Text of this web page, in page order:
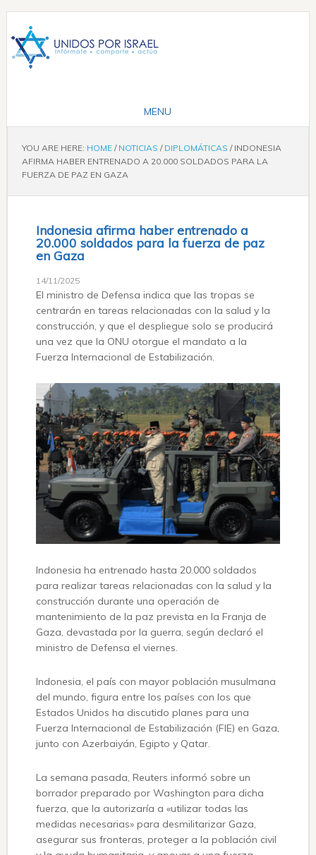
YOU ARE HERE: HOME / NOTICIAS / DIPLOMÁTICAS /INDONESIA
AFIRMA HABER ENTRENADO A 20.000 SOLDADOS PARA LA
FUERZA DE PAZ EN GAZA
Indonesia afirma haber entrenado a
20.000 soldados para la fuerza de paz
en Gaza
14/11/2025
El ministro de Defensa indica que las tropas se
centrarán en tareas relacionadas con la salud y la
construcción, y que el despliegue solo se producirá
una vez que la ONU otorgue el mandato a la
Fuerza Internacional de Estabilización.
Indonesia ha entrenado hasta 20.000 soldados
para realizar tareas relacionadas con la salud y la
construcción durante una operación de
mantenimiento de la paz prevista en la Franja de
Gaza, devastada por la guerra, según declaró el
ministro de Defensa el viernes.
Indonesia, el país con mayor población musulmana
del mundo, figura entre los países con los que
Estados Unidos ha discutido planes para una
Fuerza Internacional de Estabilización (FIE) en Gaza,
junto con Azerbaiyán, Egipto y Qatar.
La semana pasada, Reuters informó sobre un
borrador preparado por Washington para dicha
fuerza, que la autorizaría a «utilizar todas las
medidas necesarias» para desmilitarizar Gaza,
asegurar sus fronteras, proteger a la población civil